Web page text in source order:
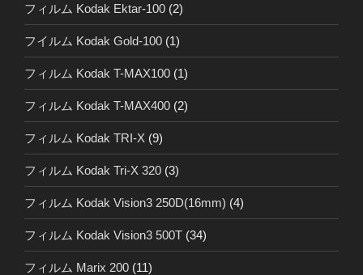
フィルム Kodak Ektar-100 (2)
フイルム Kodak Gold-100 (1)
フィルム Kodak T-MAX100 (1)
フィルム Kodak T-MAX400 (2)
フィルム Kodak TRI-X (9)
フィルム Kodak Tri-X 320 (3)
フィルム Kodak Vision3 250D(16mm) (4)
フィルム Kodak Vision3 500T (34)
フィルム Marix 200 (11)